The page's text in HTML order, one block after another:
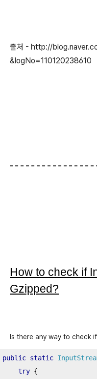
출처 - http://
&logNo=110120238610
How to check if
Gzipped?
Is there any way to check
public static
try {